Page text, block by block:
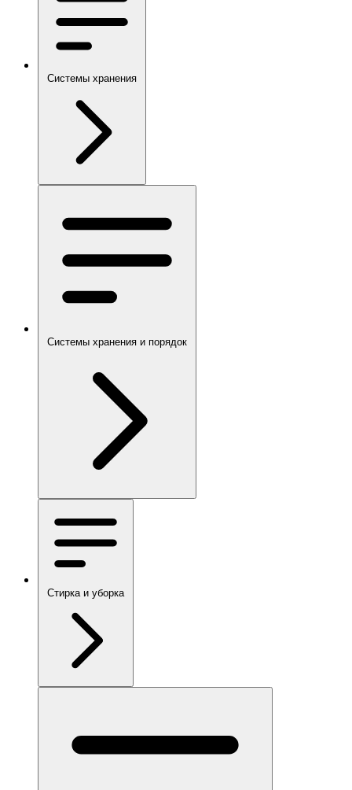
Системы хранения
Системы хранения и порядок
Стирка и уборка